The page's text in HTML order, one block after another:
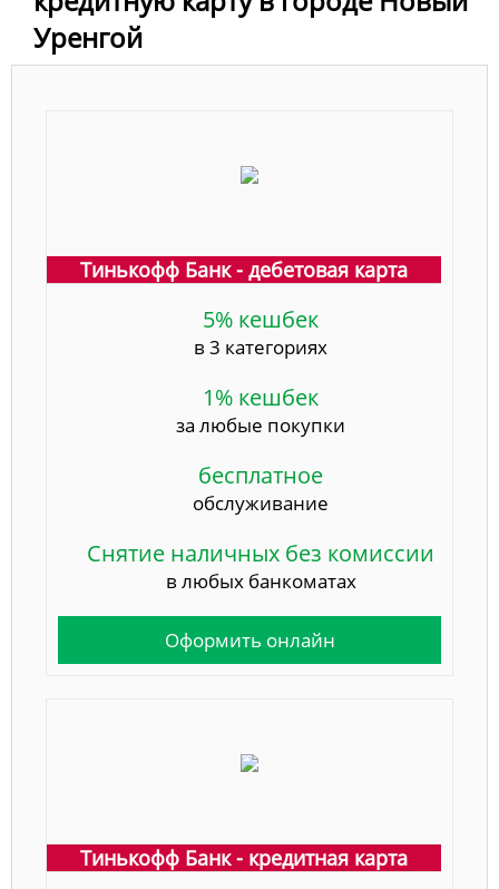
Уренгой
Тинькофф Банк - дебетовая карта
5% кешбек
в 3 категориях
1% кешбек
за любые покупки
бесплатное
обслуживание
Снятие наличных без комиссии
в любых банкоматах
Оформить онлайн
Тинькофф Банк - кредитная карта